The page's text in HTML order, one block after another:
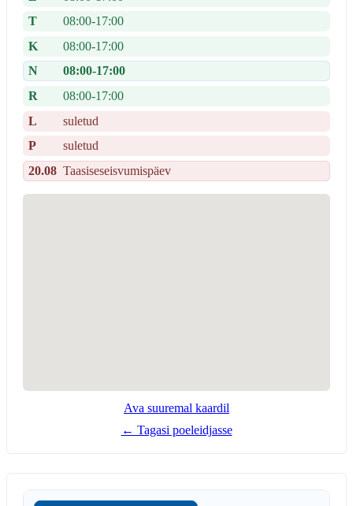
T
08:00-17:00
K
08:00-17:00
N
08:00-17:00
R
08:00-17:00
L
suletud
P
suletud
20.08 Taasiseseisvumispäev
Ava suuremal kaardil
← Tagasi poeleidjasse